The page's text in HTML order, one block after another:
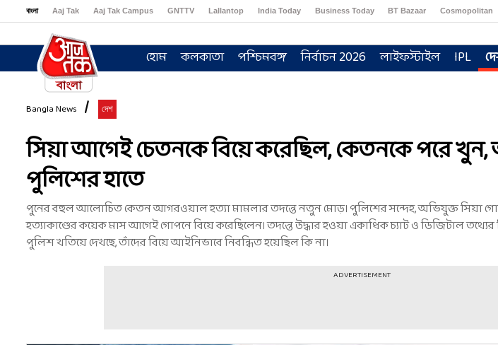
বাংলা Aaj Tak Aaj Tak Campus GNTTV Lallantop India Today Business Today BT Bazaar Cosmopolitan
হোম কলকাতা পশ্চিমবঙ্গ নির্বাচন 2026 লাইফস্টাইল IPL
Bangla News দেশ
সিয়া আগেই চেতনকে বিয়ে করেছিল, কেতনকে পরে
পুলিশের হাতে
পুনের বহুল আলোচিত কেতন আগরওয়াল হত্যা মামলার তদন্তে নতুন মোড়। পুলিশের সন্দেহ, অভিযুক্ত সিয়া
হত্যাকাণ্ডের কয়েক মাস আগেই গোপনে বিয়ে করেছিলেন। তদন্তে উদ্ধার হওয়া একাধিক চ্যাট ও ডিজিটাল তথ্যের
পুলিশ খতিয়ে দেখছে, তাঁদের বিয়ে আইনিভাবে নিবন্ধিত হয়েছিল কি না।
ADVERTISEMENT